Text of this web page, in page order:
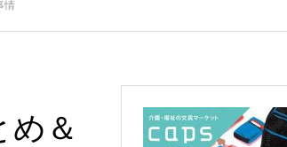
情
め＆